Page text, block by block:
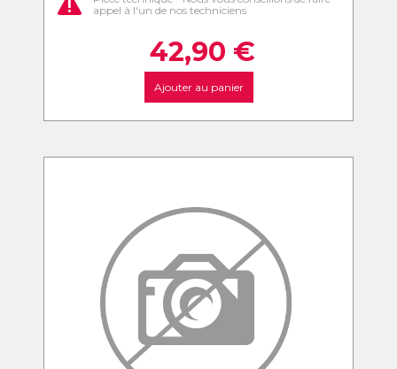
appel à l'un de nos techniciens
42,90 €
Ajouter au panier